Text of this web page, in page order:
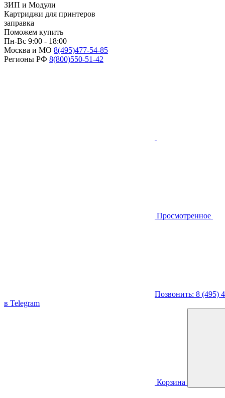
ЗИП и Модули
Картриджи для принтеров
заправка
Поможем купить
Пн-Вс 9:00 - 18:00
Москва и МО 8(495)477-54-85
Регионы РФ 8(800)550-51-42
Просмотренное
Позвонить: 8 (495)
в Telegram
Корзина